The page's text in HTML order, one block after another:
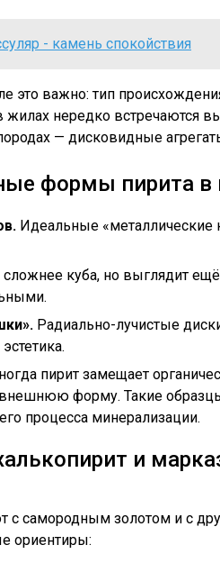
- камень спокойствия
это важно: тип
жилах нередко встречаются
— дисковидные
формы пирита в
Идеальные «металлические
куба, но выглядит
Радиально-лучистые
пирит замещает
форму. Такие
процесса минерализации.
и
с самородным золотом и с
ориентиры: